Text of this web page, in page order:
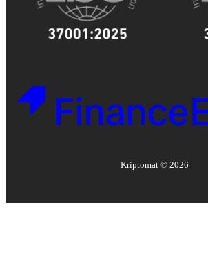
Kriptomat © 2026